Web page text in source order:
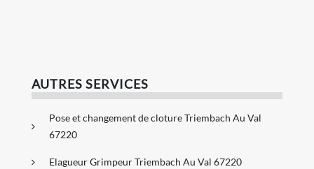
AUTRES SERVICES
Pose et changement de cloture Triembach Au Val
67220
Elagueur Grimpeur Triembach Au Val 67220